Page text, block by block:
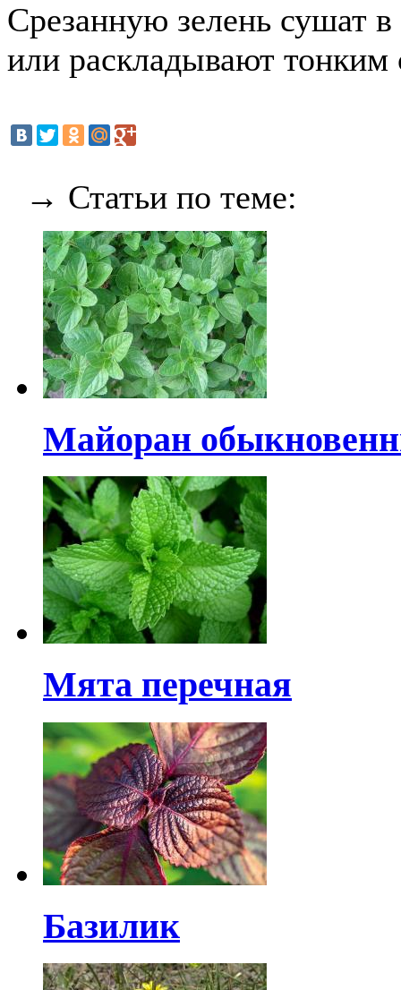
Срезанную зелень сушат в
или раскладывают тонким
→ Статьи по теме:
Майоран
Мята перечная
Базилик